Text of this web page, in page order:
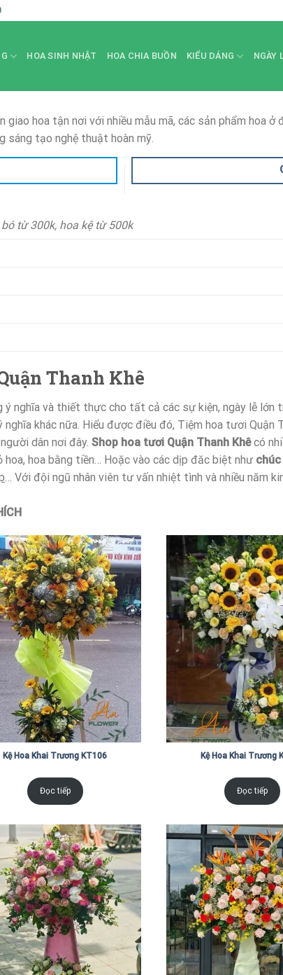
HOA SINH NHẬT HOA CHIA BUỒN KIỂU DÁNG NGÀY
giao hoa tận nơi với nhiều mẫu mã, các sản phẩm hoa
sáng tạo nghệ thuật hoàn mỹ.
từ 300k, hoa kệ từ 500k
Thanh Khê
ý nghĩa và thiết thực cho tất cả các sự kiện, ngày lễ
khác nữa. Hiểu được điều đó, Tiệm hoa tươi Quận
dân nơi đây. Shop hoa tươi Quận Thanh Khêcó
hoa, hoa bằng tiền… Hoặc vào các dịp đăc biệt như
… Với đội ngũ nhân viên tư vấn nhiệt tình và nhiều năm
Kệ Hoa Khai Trương KT106
Đọc tiếp
Kệ Hoa Khai Trương
Đọc tiếp